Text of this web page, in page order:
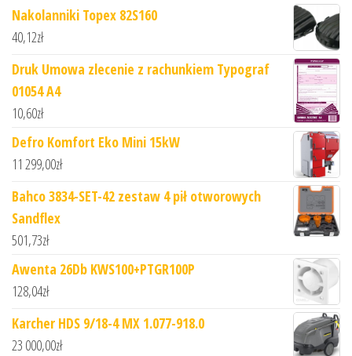
Nakolanniki Topex 82S160
40,12zł
Druk Umowa zlecenie z rachunkiem Typograf
01054 A4
10,60zł
Defro Komfort Eko Mini 15kW
11 299,00zł
Bahco 3834-SET-42 zestaw 4 pił otworowych
Sandflex
501,73zł
Awenta 26Db KWS100+PTGR100P
128,04zł
Karcher HDS 9/18-4 MX 1.077-918.0
23 000,00zł